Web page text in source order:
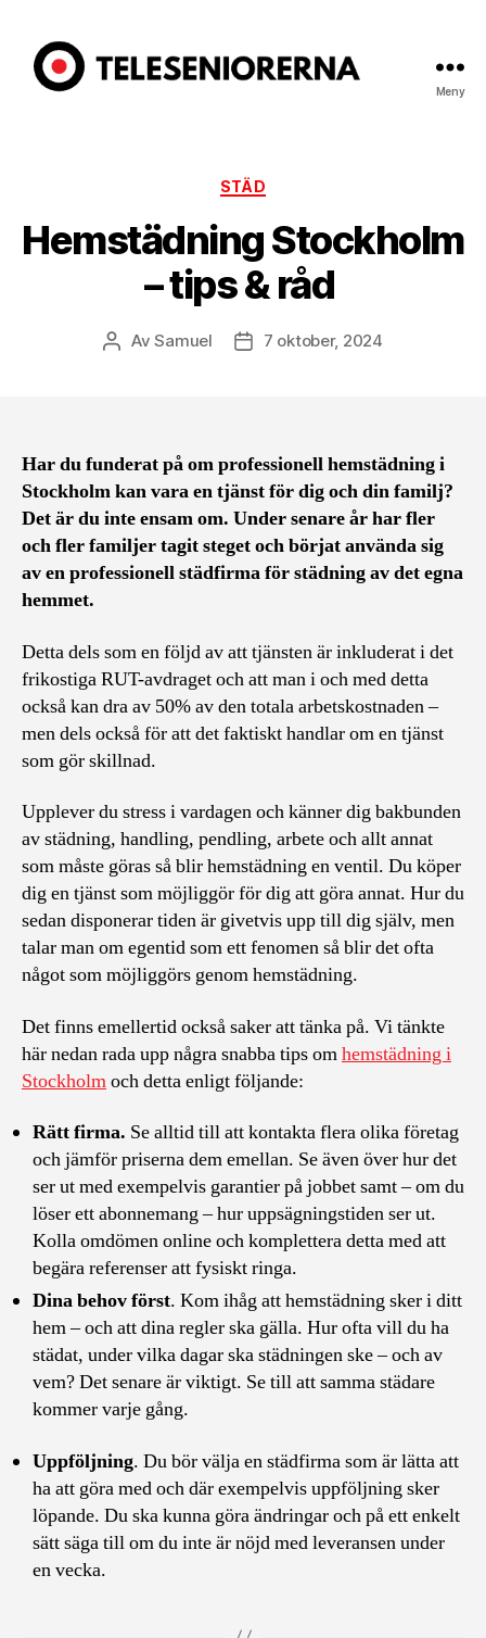
Meny
Kategorier
STÄD
Hemstädning Stockholm
– tips & råd
Inläggsförfattare
AvSamuel Inläggsdatum
7 oktober, 2024
Har du funderat på om professionell hemstädning i
Stockholm kan vara en tjänst för dig och din familj?
Det är du inte ensam om. Under senare år har fler
och fler familjer tagit steget och börjat använda sig
av en professionell städfirma för städning av det egna
hemmet.
Detta dels som en följd av att tjänsten är inkluderat i det
frikostiga RUT-avdraget och att man i och med detta
också kan dra av 50% av den totala arbetskostnaden –
men dels också för att det faktiskt handlar om en tjänst
som gör skillnad.
Upplever du stress i vardagen och känner dig bakbunden
av städning, handling, pendling, arbete och allt annat
som måste göras så blir hemstädning en ventil. Du köper
dig en tjänst som möjliggör för dig att göra annat. Hur du
sedan disponerar tiden är givetvis upp till dig själv, men
talar man om egentid som ett fenomen så blir det ofta
något som möjliggörs genom hemstädning.
Det finns emellertid också saker att tänka på. Vi tänkte
här nedan rada upp några snabba tips omhemstädning i
Stockholmoch detta enligt följande:
Rätt firma. Se alltid till att kontakta flera olika företag
och jämför priserna dem emellan. Se även över hur det
ser ut med exempelvis garantier på jobbet samt – om du
löser ett abonnemang – hur uppsägningstiden ser ut.
Kolla omdömen online och komplettera detta med att
begära referenser att fysiskt ringa.
Dina behov först. Kom ihåg att hemstädning sker i ditt
hem – och att dina regler ska gälla. Hur ofta vill du ha
städat, under vilka dagar ska städningen ske – och av
vem? Det senare är viktigt. Se till att samma städare
kommer varje gång.
Uppföljning. Du bör välja en städfirma som är lätta att
ha att göra med och där exempelvis uppföljning sker
löpande. Du ska kunna göra ändringar och på ett enkelt
sätt säga till om du inte är nöjd med leveransen under
en vecka.